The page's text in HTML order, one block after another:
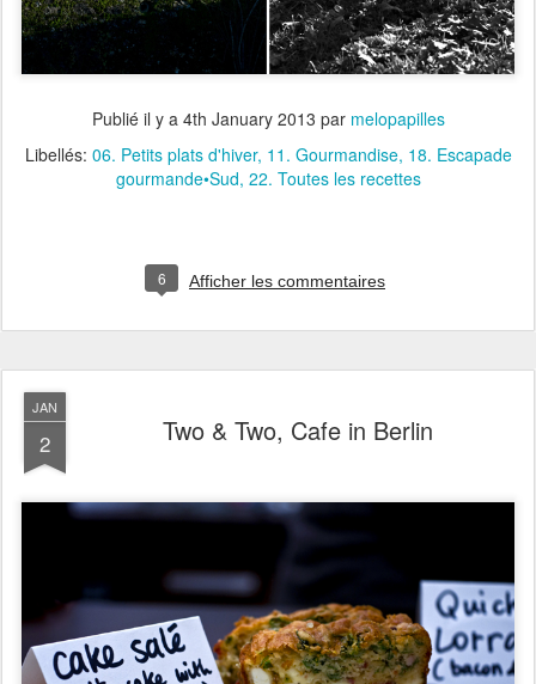
Publié il y a 4th January 2013 par melopapilles
Libellés: 06. Petits plats d'hiver 11. Gourmandise 18. Escapade
gourmande•Sud 22. Toutes les recettes
6 Afficher les commentaires
JAN
2 Two & Two, Cafe in Berlin